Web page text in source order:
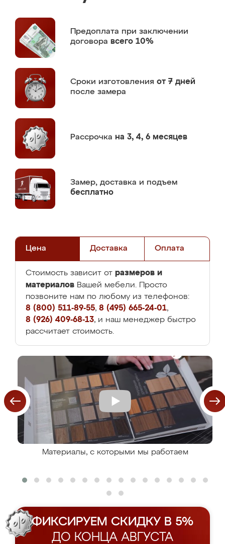
Предоплата при заключении
договора всего 10%
Сроки изготовления от 7 дней
после замера
Рассрочка на 3, 4, 6 месяцев
Замер, доставка и подъем
бесплатно
Цена Доставка Оплата
Стоимость зависит от размеров и
материалов Вашей мебели. Просто
позвоните нам по любому из телефонов:
8 (800) 511-89-55, 8 (495) 665-24-01,
8 (926) 409-68-13, и наш менеджер быстро
рассчитает стоимость.
Материалы, с которыми мы работаем
ФИКСИРУЕМ СКИДКУ В 5%
ДО КОНЦА АВГУСТА